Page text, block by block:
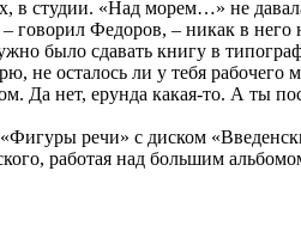
студии. «Над морем…» не
– говорил Федоров, – никак в
было сдавать книгу в
не осталось ли у тебя рабочего
Да нет, ерунда какая-то. А ты
речи» с диском
работая над большим